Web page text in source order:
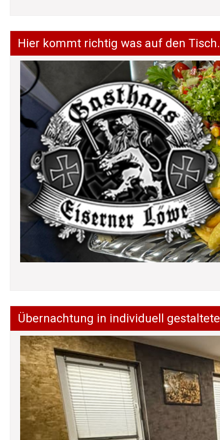
Hier kommt richtig was auf den Tisch.
Übernachtung in individuell